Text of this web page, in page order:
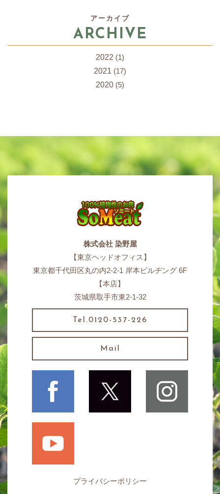
アーカイブ
ARCHIVE
2022 (1)
2021 (17)
2020 (5)
株式会社 染野屋
【東京ヘッドオフィス】
東京都千代田区丸の内2-2-1 岸本ビルヂング 6F
【本店】
茨城県取手市東2-1-32
Tel.0120-537-226
Mail
プライバシーポリシー